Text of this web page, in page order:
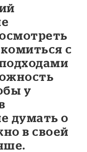
с
у
думать о
в своей